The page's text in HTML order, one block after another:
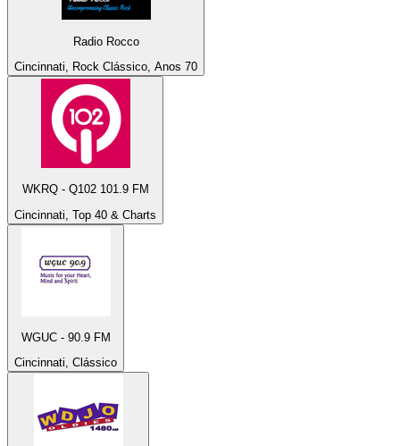
Radio Rocco
Cincinnati, Rock Clássico, Anos 70
WKRQ - Q102 101.9 FM
Cincinnati, Top 40 & Charts
WGUC - 90.9 FM
Cincinnati, Clássico